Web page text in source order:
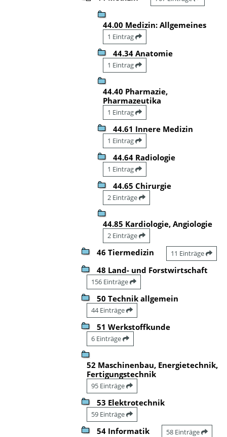
44.00 Medizin: Allgemeines
1 Eintrag
44.34 Anatomie
1 Eintrag
44.40 Pharmazie,
Pharmazeutika
1 Eintrag
44.61 Innere Medizin
1 Eintrag
44.64 Radiologie
1 Eintrag
44.65 Chirurgie
2 Einträge
44.85 Kardiologie, Angiologie
2 Einträge
46 Tiermedizin 11 Einträge
48 Land- und Forstwirtschaft
156 Einträge
50 Technik allgemein
44 Einträge
51 Werkstoffkunde
6 Einträge
52 Maschinenbau, Energietechnik,
Fertigungstechnik
95 Einträge
53 Elektrotechnik
59 Einträge
54 Informatik 58 Einträge